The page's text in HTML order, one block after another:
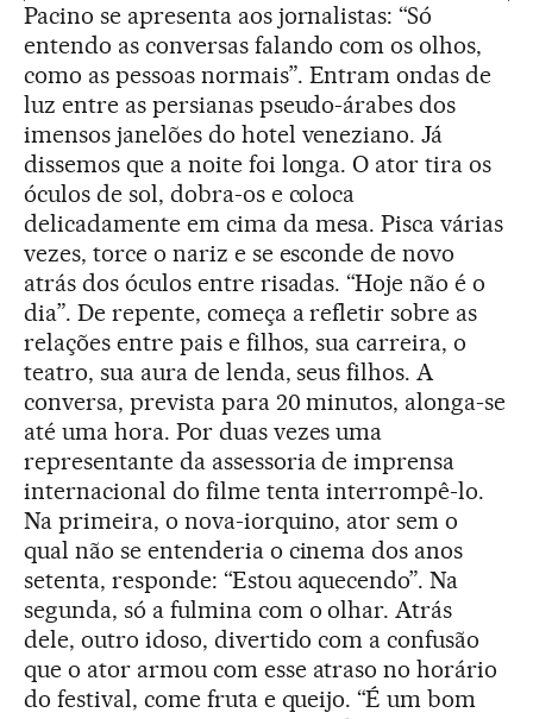
Pacino se apresenta aos jornalistas: “Só
entendo as conversas falando com os olhos,
como as pessoas normais”. Entram ondas de
luz entre as persianas pseudo-árabes dos
imensos janelões do hotel veneziano. Já
dissemos que a noite foi longa. O ator tira os
óculos de sol, dobra-os e coloca
delicadamente em cima da mesa. Pisca várias
vezes, torce o nariz e se esconde de novo
atrás dos óculos entre risadas. “Hoje não é o
dia”. De repente, começa a refletir sobre as
relações entre pais e filhos, sua carreira, o
teatro, sua aura de lenda, seus filhos. A
conversa, prevista para 20 minutos, alonga-se
até uma hora. Por duas vezes uma
representante da assessoria de imprensa
internacional do filme tenta interrompê-lo.
Na primeira, o nova-iorquino, ator sem o
qual não se entenderia o cinema dos anos
setenta, responde: “Estou aquecendo”. Na
segunda, só a fulmina com o olhar. Atrás
dele, outro idoso, divertido com a confusão
que o ator armou com esse atraso no horário
do festival, come fruta e queijo. “É um bom